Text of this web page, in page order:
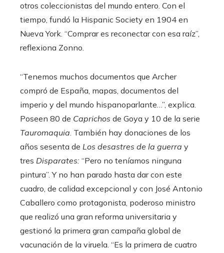
otros coleccionistas del mundo entero. Con el
tiempo, fundó la Hispanic Society en 1904 en
Nueva York. “Comprar es reconectar con esa raíz”,
reflexiona Zonno.
“Tenemos muchos documentos que Archer
compró de España, mapas, documentos del
imperio y del mundo hispanoparlante…”, explica.
Poseen 80 de Caprichos de Goya y 10 de la serie
Tauromaquia. También hay donaciones de los
años sesenta de Los desastres de la guerra y
tres Disparates: “Pero no teníamos ninguna
pintura”. Y no han parado hasta dar con este
cuadro, de calidad excepcional y con José Antonio
Caballero como protagonista, poderoso ministro
que realizó una gran reforma universitaria y
gestionó la primera gran campaña global de
vacunación de la viruela. “Es la primera de cuatro